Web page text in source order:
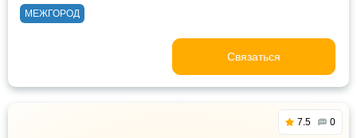
МЕЖГОРОД
Связаться
7.5 0